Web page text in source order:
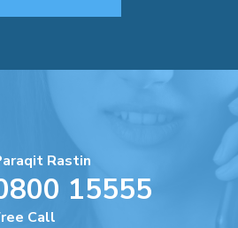
Rastin
15555
Call